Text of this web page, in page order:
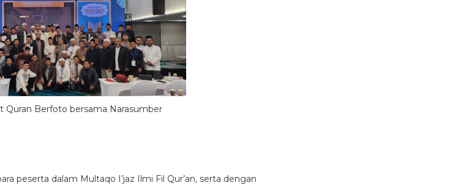
Quran Berfoto bersama Narasumber
peserta dalam Multaqo I’jaz Ilmi Fil Qur’an, serta dengan